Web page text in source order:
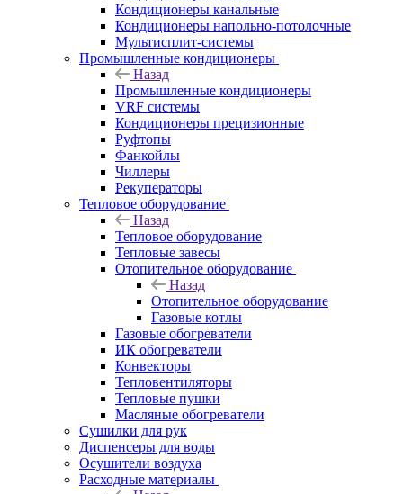
Кондиционеры канальные
Кондиционеры напольно-потолочные
Мультисплит-системы
Промышленные кондиционеры
Назад
Промышленные кондиционеры
VRF системы
Кондиционеры прецизионные
Руфтопы
Фанкойлы
Чиллеры
Рекуператоры
Тепловое оборудование
Назад
Тепловое оборудование
Тепловые завесы
Отопительное оборудование
Назад
Отопительное оборудование
Газовые котлы
Газовые обогреватели
ИК обогреватели
Конвекторы
Тепловентиляторы
Тепловые пушки
Масляные обогреватели
Сушилки для рук
Диспенсеры для воды
Осушители воздуха
Расходные материалы